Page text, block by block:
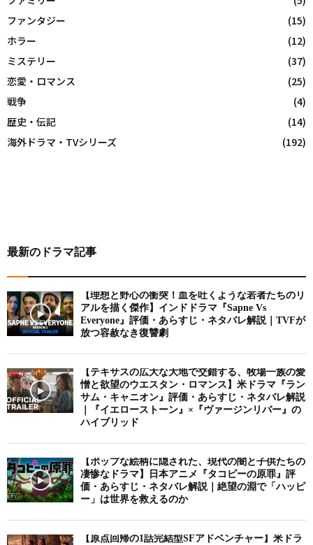
ファンタジー
(15)
ホラー
(12)
ミステリー
(37)
恋愛・ロマンス
(25)
戦争
(4)
歴史・伝記
(14)
海外ドラマ・TVシリーズ
(192)
最新のドラマ記事
【理想と野心の衝突！血を吐くような若者たちのリ
アルを描く傑作】インドドラマ『Sapne Vs
Everyone』評価・あらすじ・ネタバレ解説｜TVFが
放つ容赦なき復讐劇
【テキサスの広大な大地で交錯する、牧場一族の愛
憎と欲望のウエスタン・ロマンス】米ドラマ『ラン
サム・キャニオン』評価・あらすじ・ネタバレ解説
｜『イエローストーン』×『ヴァージンリバー』の
ハイブリッド
【ポップな絵柄に隠された、現代の闇と子供たちの
凄惨なドラマ】日本アニメ『タコピーの原罪』評
価・あらすじ・ネタバレ解説｜絶望の淵で「ハッピ
ー」は世界を救えるのか
【原点回帰の1話完結型SFアドベンチャー】米ドラ